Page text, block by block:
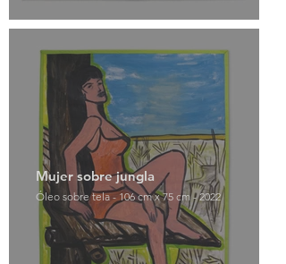
Mujer sobre jungla
Óleo sobre tela - 106 cm x 75 cm - 2022